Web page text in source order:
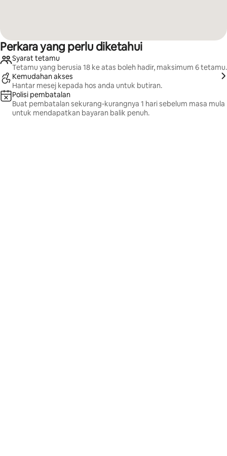
Perkara yang perlu diketahui
Syarat tetamu
Tetamu yang berusia 18 ke atas boleh hadir, maksimum 6 tetamu.
Kemudahan akses
Hantar mesej kepada hos anda untuk butiran.
Polisi pembatalan
Buat pembatalan sekurang-kurangnya 1 hari sebelum masa mula
untuk mendapatkan bayaran balik penuh.